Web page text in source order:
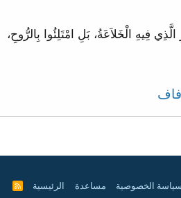
سياسة الخصوصية مساعدة الرئيسية
R